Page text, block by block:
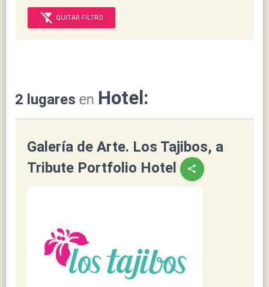
filter_alt_off QUITAR FILTRO
2 lugares en Hotel:
Galería de Arte. Los Tajibos, a
Tribute Portfolio Hotel
share